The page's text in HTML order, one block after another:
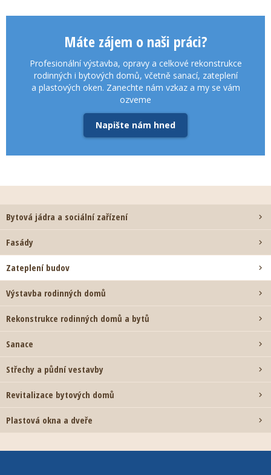
Máte zájem o naši práci?
Profesionální výstavba, opravy a celkové rekonstrukce
rodinných i bytových domů, včetně sanací, zateplení
a plastových oken. Zanechte nám vzkaz a my se vám
ozveme
Napište nám hned
Bytová jádra a sociální zařízení 
Fasády 
Zateplení budov 
Výstavba rodinných domů 
Rekonstrukce rodinných domů a bytů 
Sanace 
Střechy a půdní vestavby 
Revitalizace bytových domů 
Plastová okna a dveře 